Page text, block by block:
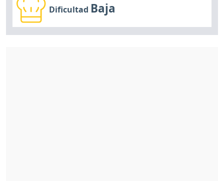
Dificultad Baja